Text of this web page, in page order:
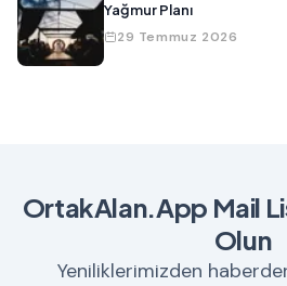
Yağmur Planı
29 Temmuz 2026
OrtakAlan.App Mail
Olun
Yeniliklerimizden